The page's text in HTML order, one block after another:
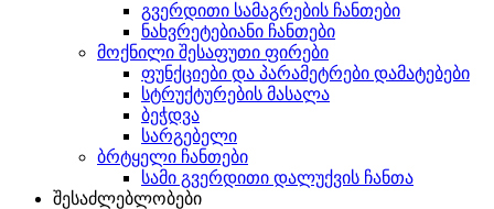
გვერდითი სამაგრების ჩანთები
ნახვრეტებიანი ჩანთები
მოქნილი შესაფუთი ფირები
ფუნქციები და პარამეტრები დამატებები
სტრუქტურების მასალა
ბეჭდვა
სარგებელი
ბრტყელი ჩანთები
სამი გვერდითი დალუქვის ჩანთა
შესაძლებლობები